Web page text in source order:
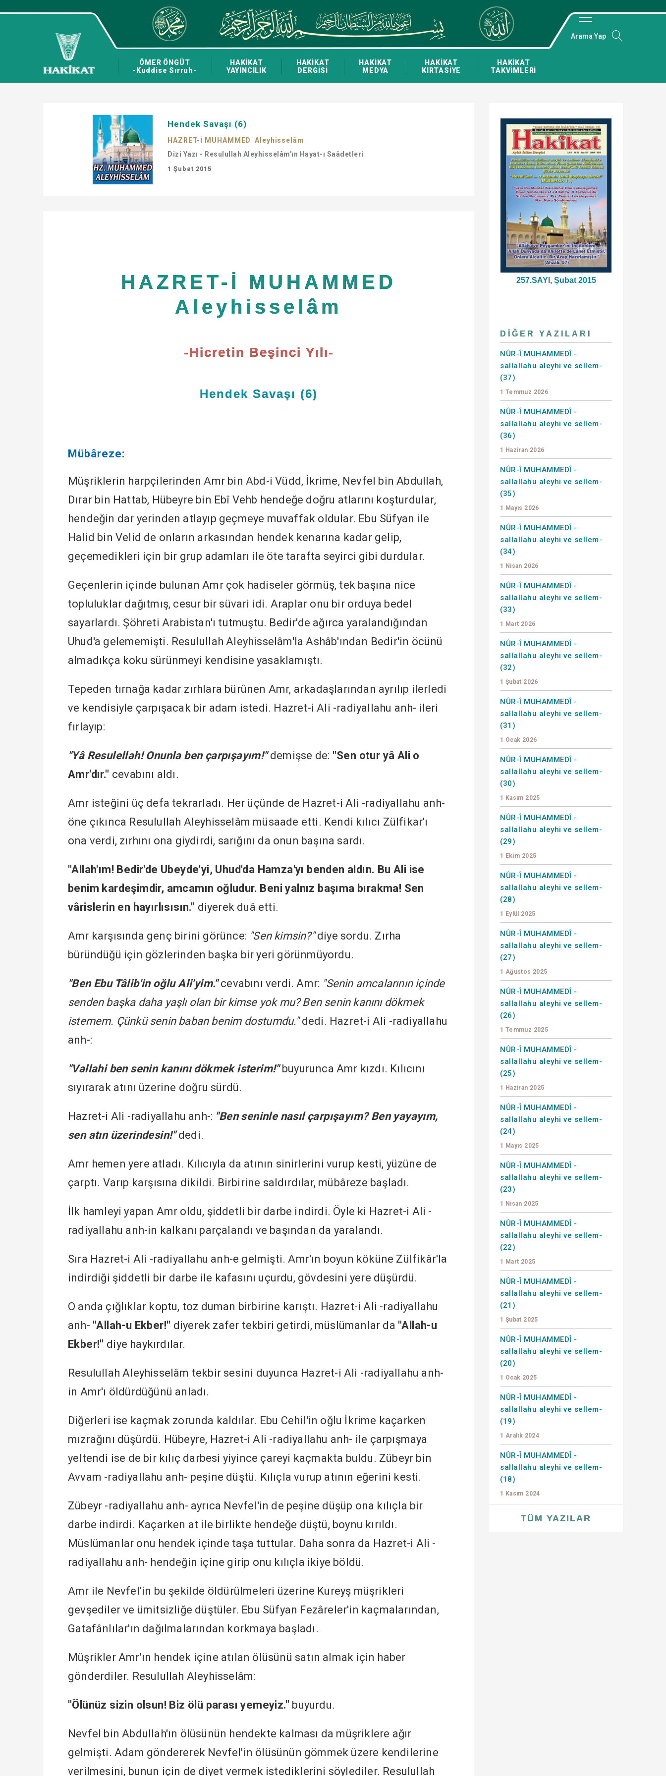
ÖMER ÖNGÜT
-Kuddise Sırruh-
HAKİKAT
YAYINCILIK
HAKİKAT
DERGİSİ
HAKİKAT
MEDYA
HAKİKAT
KIRTASİYE
HAKİKAT
TAKVİMLERİ
Arama Yap
Hendek Savaşı (6)
HAZRET-İ MUHAMMED Aleyhisselâm
Dizi Yazı - Resulullah Aleyhisselâm'ın Hayat-ı Saâdetleri
1 Şubat 2015
HAZRET-İ MUHAMMED
Aleyhisselâm
-Hicretin Beşinci Yılı-
Hendek Savaşı (6)
Mübâreze:
Müşriklerin harpçilerinden Amr bin Abd-i Vüdd, İkrime, Nevfel bin Abdullah,
Dırar bin Hattab, Hübeyre bin Ebî Vehb hendeğe doğru atlarını koşturdular,
hendeğin dar yerinden atlayıp geçmeye muvaffak oldular. Ebu Süfyan ile
Halid bin Velid de onların arkasından hendek kenarına kadar gelip,
geçemedikleri için bir grup adamları ile öte tarafta seyirci gibi durdular.
Geçenlerin içinde bulunan Amr çok hadiseler görmüş, tek başına nice
topluluklar dağıtmış, cesur bir süvari idi. Araplar onu bir orduya bedel
sayarlardı. Şöhreti Arabistan'ı tutmuştu. Bedir'de ağırca yaralandığından
Uhud'a gelememişti. Resulullah Aleyhisselâm'la Ashâb'ından Bedir'in öcünü
almadıkça koku sürünmeyi kendisine yasaklamıştı.
Tepeden tırnağa kadar zırhlara bürünen Amr, arkadaşlarından ayrılıp ilerledi
ve kendisiyle çarpışacak bir adam istedi. Hazret-i Ali -radiyallahu anh- ileri
fırlayıp:
"Yâ Resulellah! Onunla ben çarpışayım!"demişse de: "Sen otur yâ Ali o
Amr'dır." cevabını aldı.
Amr isteğini üç defa tekrarladı. Her üçünde de Hazret-i Ali -radiyallahu anh-
öne çıkınca Resulullah Aleyhisselâm müsaade etti. Kendi kılıcı Zülfikar'ı
ona verdi, zırhını ona giydirdi, sarığını da onun başına sardı.
"Allah'ım! Bedir'de Ubeyde'yi, Uhud'da Hamza'yı benden aldın. Bu Ali ise
benim kardeşimdir, amcamın oğludur. Beni yalnız başıma bırakma! Sen
vârislerin en hayırlısısın." diyerek duâ etti.
Amr karşısında genç birini görünce: "Sen kimsin?"diye sordu. Zırha
büründüğü için gözlerinden başka bir yeri görünmüyordu.
"Ben Ebu Tâlib'in oğlu Ali'yim."cevabını verdi. Amr: "Senin amcalarının içinde
senden başka daha yaşlı olan bir kimse yok mu? Ben senin kanını dökmek
istemem. Çünkü senin baban benim dostumdu."dedi. Hazret-i Ali -radiyallahu
anh-:
"Vallahi ben senin kanını dökmek isterim!"buyurunca Amr kızdı. Kılıcını
sıyırarak atını üzerine doğru sürdü.
Hazret-i Ali -radiyallahu anh-: "Ben seninle nasıl çarpışayım? Ben yayayım,
sen atın üzerindesin!"dedi.
Amr hemen yere atladı. Kılıcıyla da atının sinirlerini vurup kesti, yüzüne de
çarptı. Varıp karşısına dikildi. Birbirine saldırdılar, mübâreze başladı.
İlk hamleyi yapan Amr oldu, şiddetli bir darbe indirdi. Öyle ki Hazret-i Ali -
radiyallahu anh-in kalkanı parçalandı ve başından da yaralandı.
Sıra Hazret-i Ali -radiyallahu anh-e gelmişti. Amr'ın boyun köküne Zülfikâr'la
indirdiği şiddetli bir darbe ile kafasını uçurdu, gövdesini yere düşürdü.
O anda çığlıklar koptu, toz duman birbirine karıştı. Hazret-i Ali -radiyallahu
anh- "Allah-u Ekber!" diyerek zafer tekbiri getirdi, müslümanlar da "Allah-u
Ekber!" diye haykırdılar.
Resulullah Aleyhisselâm tekbir sesini duyunca Hazret-i Ali -radiyallahu anh-
in Amr'ı öldürdüğünü anladı.
Diğerleri ise kaçmak zorunda kaldılar. Ebu Cehil'in oğlu İkrime kaçarken
mızrağını düşürdü. Hübeyre, Hazret-i Ali -radiyallahu anh- ile çarpışmaya
yeltendi ise de bir kılıç darbesi yiyince çareyi kaçmakta buldu. Zübeyr bin
Avvam -radiyallahu anh- peşine düştü. Kılıçla vurup atının eğerini kesti.
Zübeyr -radiyallahu anh- ayrıca Nevfel'in de peşine düşüp ona kılıçla bir
darbe indirdi. Kaçarken at ile birlikte hendeğe düştü, boynu kırıldı.
Müslümanlar onu hendek içinde taşa tuttular. Daha sonra da Hazret-i Ali -
radiyallahu anh- hendeğin içine girip onu kılıçla ikiye böldü.
Amr ile Nevfel'in bu şekilde öldürülmeleri üzerine Kureyş müşrikleri
gevşediler ve ümitsizliğe düştüler. Ebu Süfyan Fezâreler'in kaçmalarından,
Gatafânlılar'ın dağılmalarından korkmaya başladı.
Müşrikler Amr'ın hendek içine atılan ölüsünü satın almak için haber
gönderdiler. Resulullah Aleyhisselâm:
"Ölünüz sizin olsun! Biz ölü parası yemeyiz." buyurdu.
Nevfel bin Abdullah'ın ölüsünün hendekte kalması da müşriklere ağır
gelmişti. Adam göndererek Nevfel'in ölüsünün gömmek üzere kendilerine
verilmesini, bunun için de diyet vermek istediklerini söylediler. Resulullah
257.SAYI, Şubat 2015
DIĞER YAZILARI
NÛR-Î MUHAMMEDÎ -
sallallahu aleyhi ve sellem-
(37)
1 Temmuz 2026
NÛR-Î MUHAMMEDÎ -
sallallahu aleyhi ve sellem-
(36)
1 Haziran 2026
NÛR-Î MUHAMMEDÎ -
sallallahu aleyhi ve sellem-
(35)
1 Mayıs 2026
NÛR-Î MUHAMMEDÎ -
sallallahu aleyhi ve sellem-
(34)
1 Nisan 2026
NÛR-Î MUHAMMEDÎ -
sallallahu aleyhi ve sellem-
(33)
1 Mart 2026
NÛR-Î MUHAMMEDÎ -
sallallahu aleyhi ve sellem-
(32)
1 Şubat 2026
NÛR-Î MUHAMMEDÎ -
sallallahu aleyhi ve sellem-
(31)
1 Ocak 2026
NÛR-Î MUHAMMEDÎ -
sallallahu aleyhi ve sellem-
(30)
1 Kasım 2025
NÛR-Î MUHAMMEDÎ -
sallallahu aleyhi ve sellem-
(29)
1 Ekim 2025
NÛR-Î MUHAMMEDÎ -
sallallahu aleyhi ve sellem-
(28)
1 Eylül 2025
NÛR-Î MUHAMMEDÎ -
sallallahu aleyhi ve sellem-
(27)
1 Ağustos 2025
NÛR-Î MUHAMMEDÎ -
sallallahu aleyhi ve sellem-
(26)
1 Temmuz 2025
NÛR-Î MUHAMMEDÎ -
sallallahu aleyhi ve sellem-
(25)
1 Haziran 2025
NÛR-Î MUHAMMEDÎ -
sallallahu aleyhi ve sellem-
(24)
1 Mayıs 2025
NÛR-Î MUHAMMEDÎ -
sallallahu aleyhi ve sellem-
(23)
1 Nisan 2025
NÛR-Î MUHAMMEDÎ -
sallallahu aleyhi ve sellem-
(22)
1 Mart 2025
NÛR-Î MUHAMMEDÎ -
sallallahu aleyhi ve sellem-
(21)
1 Şubat 2025
NÛR-Î MUHAMMEDÎ -
sallallahu aleyhi ve sellem-
(20)
1 Ocak 2025
NÛR-Î MUHAMMEDÎ -
sallallahu aleyhi ve sellem-
(19)
1 Aralık 2024
NÛR-Î MUHAMMEDÎ -
sallallahu aleyhi ve sellem-
(18)
1 Kasım 2024
TÜM YAZILAR